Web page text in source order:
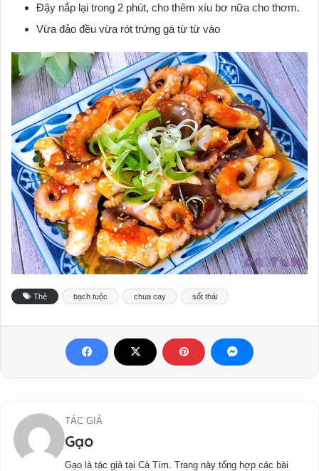
Đậy nắp lại trong 2 phút, cho thêm xíu bơ nữa cho thơm.
Vừa đảo đều vừa rót trứng gà từ từ vào
Thẻ bạch tuộc chua cay sốt thái
TÁC GIẢ
Gạo
Gạo là tác giả tại Cà Tím. Trang này tổng hợp các bài